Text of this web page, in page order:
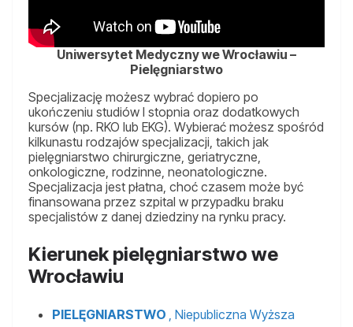
Uniwersytet Medyczny we Wrocławiu –
Pielęgniarstwo
Specjalizację możesz wybrać dopiero po
ukończeniu studiów I stopnia oraz dodatkowych
kursów (np. RKO lub EKG). Wybierać możesz spośród
kilkunastu rodzajów specjalizacji, takich jak
pielęgniarstwo chirurgiczne, geriatryczne,
onkologiczne, rodzinne, neonatologiczne.
Specjalizacja jest płatna, choć czasem może być
finansowana przez szpital w przypadku braku
specjalistów z danej dziedziny na rynku pracy.
Kierunek pielęgniarstwo we
Wrocławiu
PIELĘGNIARSTWO , Niepubliczna Wyższa